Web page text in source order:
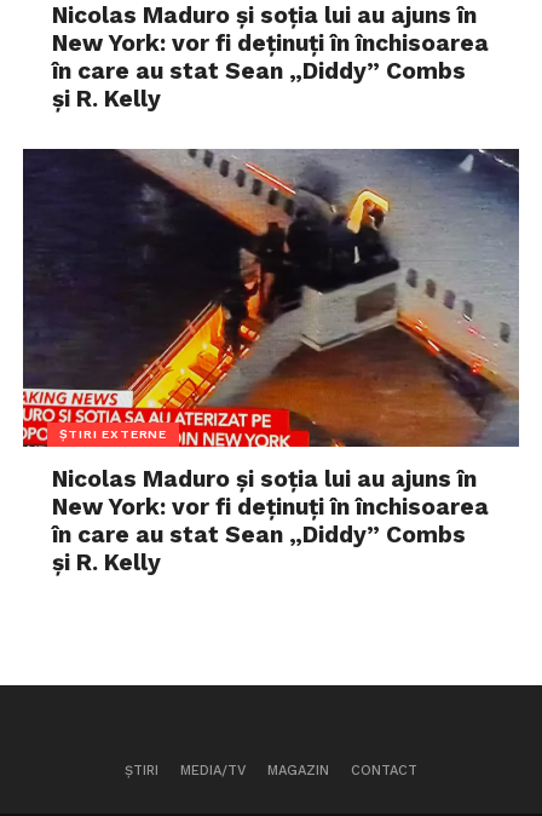
Nicolas Maduro și soția lui au ajuns în
New York: vor fi deținuți în închisoarea
în care au stat Sean „Diddy” Combs
și R. Kelly
ȘTIRI EXTERNE
Nicolas Maduro și soția lui au ajuns în
New York: vor fi deținuți în închisoarea
în care au stat Sean „Diddy” Combs
și R. Kelly
ȘTIRI MEDIA/TV MAGAZIN CONTACT